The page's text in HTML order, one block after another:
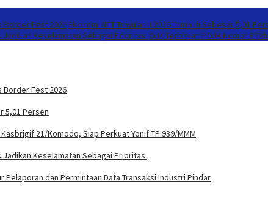
Border Fest 2026 Ekonomi NTT Triwulan II 2026 Tumbuh Sebesar 5,01
Jadikan Keselamatan Sebagai Prioritas OJK Terbitkan POJK Nomor 8
Border Fest 2026
5,01 Persen
21/Komodo, Siap Perkuat Yonif TP 939/MMM
Jadikan Keselamatan Sebagai Prioritas
Pelaporan dan Permintaan Data Transaksi Industri Pindar